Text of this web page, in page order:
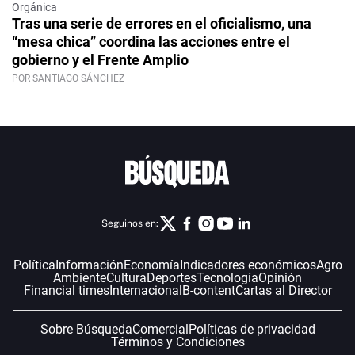
Orgánica
Tras una serie de errores en el oficialismo, una
“mesa chica” coordina las acciones entre el
gobierno y el Frente Amplio
POR SANTIAGO SÁNCHEZ
Seguinos en:
PolíticaInformaciónEconomíaIndicadores económicosAgro
AmbienteCulturaDeportesTecnologíaOpinión
Financial timesInternacionalB-contentCartas al Director
Sobre BúsquedaComercialPolíticas de privacidad
Términos y Condiciones